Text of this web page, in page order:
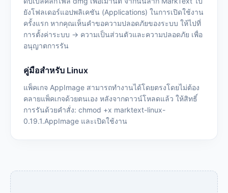
ยังโฟลเดอร์แอปพลิเคชัน (Applications) ในการเปิดใช้งาน
ครั้งแรก หากคุณเห็นคำขอความปลอดภัยของระบบ ให้ไปที่
การตั้งค่าระบบ -> ความเป็นส่วนตัวและความปลอดภัย เพื่อ
อนุญาตการรัน
คู่มือสำหรับ Linux
แพ็คเกจ AppImage สามารถทำงานได้โดยตรงโดยไม่ต้อง
คลายแพ็คเกจด้วยตนเอง หลังจากดาวน์โหลดแล้ว ให้สิทธิ์
การรันด้วยคำสั่ง: chmod +x marktext-linux-
0.19.1.AppImage และเปิดใช้งาน